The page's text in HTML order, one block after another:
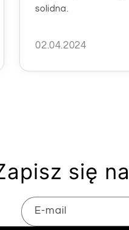
solidna.
02.04.2024
się
E-mail